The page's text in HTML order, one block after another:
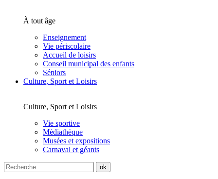
À tout âge
Enseignement
Vie périscolaire
Accueil de loisirs
Conseil municipal des enfants
Séniors
Culture, Sport et Loisirs
Culture, Sport et Loisirs
Vie sportive
Médiathèque
Musées et expositions
Carnaval et géants